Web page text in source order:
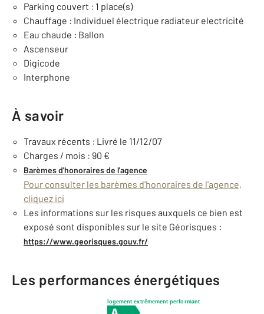
Parking couvert : 1 place(s)
Chauffage : Individuel électrique radiateur electricité
Eau chaude : Ballon
Ascenseur
Digicode
Interphone
À savoir
Travaux récents : Livré le 11/12/07
Charges / mois : 90 €
Barèmes d'honoraires de l'agence
Pour consulter les barèmes d'honoraires de l'agence,
cliquez ici
Les informations sur les risques auxquels ce bien est
exposé sont disponibles sur le site Géorisques :
https://www.georisques.gouv.fr/
Les performances énergétiques
logement extrêmement performant